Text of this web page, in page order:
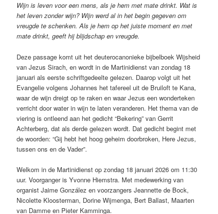
Wijn is leven voor een mens, als je hem met mate drinkt. Wat is
het leven zonder wijn? Wijn werd al in het begin gegeven om
vreugde te schenken. Als je hem op het juiste moment en met
mate drinkt, geeft hij blijdschap en vreugde.
Deze passage komt uit het deuterocanonieke bijbelboek Wijsheid
van Jezus Sirach, en wordt in de Martinidienst van zondag 18
januari als eerste schriftgedeelte gelezen. Daarop volgt uit het
Evangelie volgens Johannes het tafereel uit de Bruiloft te Kana,
waar de wijn dreigt op te raken en waar Jezus een wonderteken
verricht door water in wijn te laten veranderen. Het thema van de
viering is ontleend aan het gedicht “Bekering” van Gerrit
Achterberg, dat als derde gelezen wordt. Dat gedicht begint met
de woorden: “Gij hebt het hoog geheim doorbroken, Here Jezus,
tussen ons en de Vader”.
Welkom in de Martinidienst op zondag 18 januari 2026 om 11:30
uur. Voorganger is Yvonne Hiemstra. Met medewerking van
organist Jaime González en voorzangers Jeannette de Bock,
Nicolette Kloosterman, Dorine Wijmenga, Bert Ballast, Maarten
van Damme en Pieter Kamminga.